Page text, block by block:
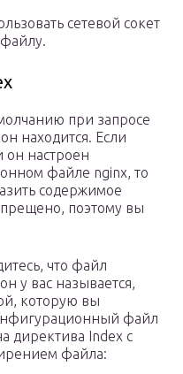
сетевой сокет
при запросе
находится. Если
он настроен
файле nginx, то
содержимое
поэтому вы
что файл
у вас называется,
которую вы
файл
директива Index с
файла: